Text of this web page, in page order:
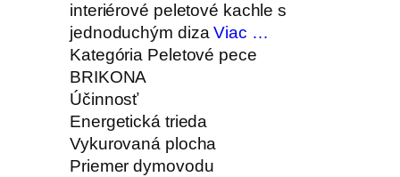
interiérové peletové kachle s
jednoduchým diza Viac …
Kategória Peletové pece
BRIKONA
Účinnosť
Energetická trieda
Vykurovaná plocha
Priemer dymovodu